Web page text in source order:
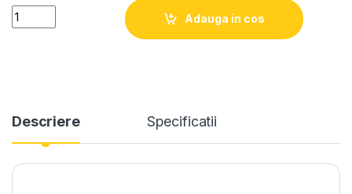
Quantity
Adauga in cos
Descriere Specificatii